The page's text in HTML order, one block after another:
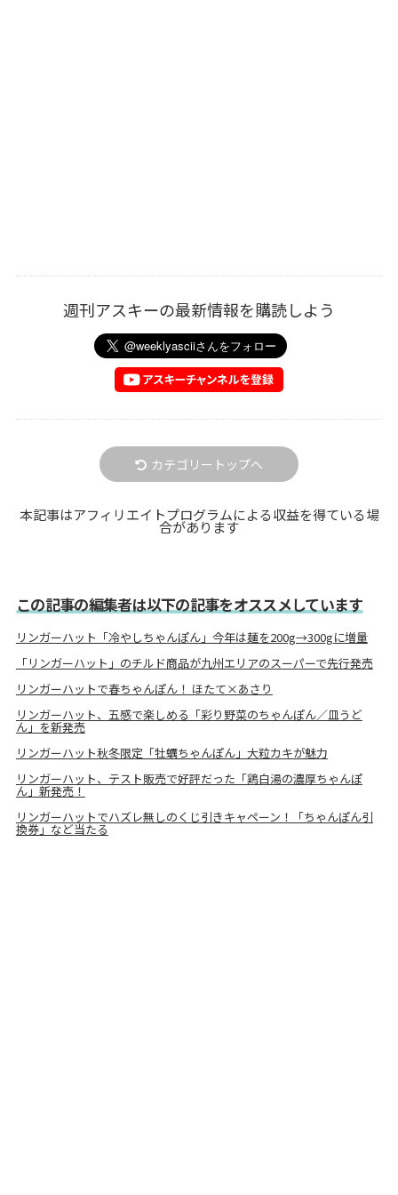
週刊アスキーの最新情報を購読しよう
カテゴリートップへ
本記事はアフィリエイトプログラムによる収益を得ている場
合があります
この記事の編集者は以下の記事をオススメしています
リンガーハット「冷やしちゃんぽん」今年は麺を200g→300gに増量
「リンガーハット」のチルド商品が九州エリアのスーパーで先行発売
リンガーハットで春ちゃんぽん！ ほたて×あさり
リンガーハット、五感で楽しめる「彩り野菜のちゃんぽん／皿うど
ん」を新発売
リンガーハット秋冬限定「牡蠣ちゃんぽん」大粒カキが魅力
リンガーハット、テスト販売で好評だった「鶏白湯の濃厚ちゃんぽ
ん」新発売！
リンガーハットでハズレ無しのくじ引きキャペーン！「ちゃんぽん引
換券」など当たる